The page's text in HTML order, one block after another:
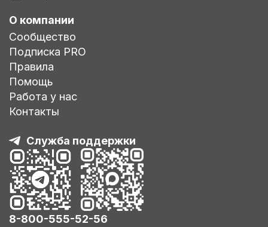
О компании
Сообщество
Подписка PRO
Правила
Помощь
Работа у нас
Контакты
Служба поддержки
8-800-555-52-56